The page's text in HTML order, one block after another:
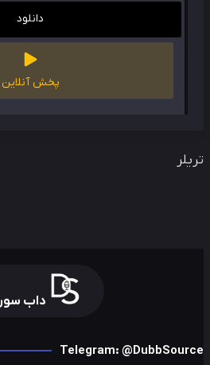
دانلود
پخش آنلاین
داب سورس
Telegram: